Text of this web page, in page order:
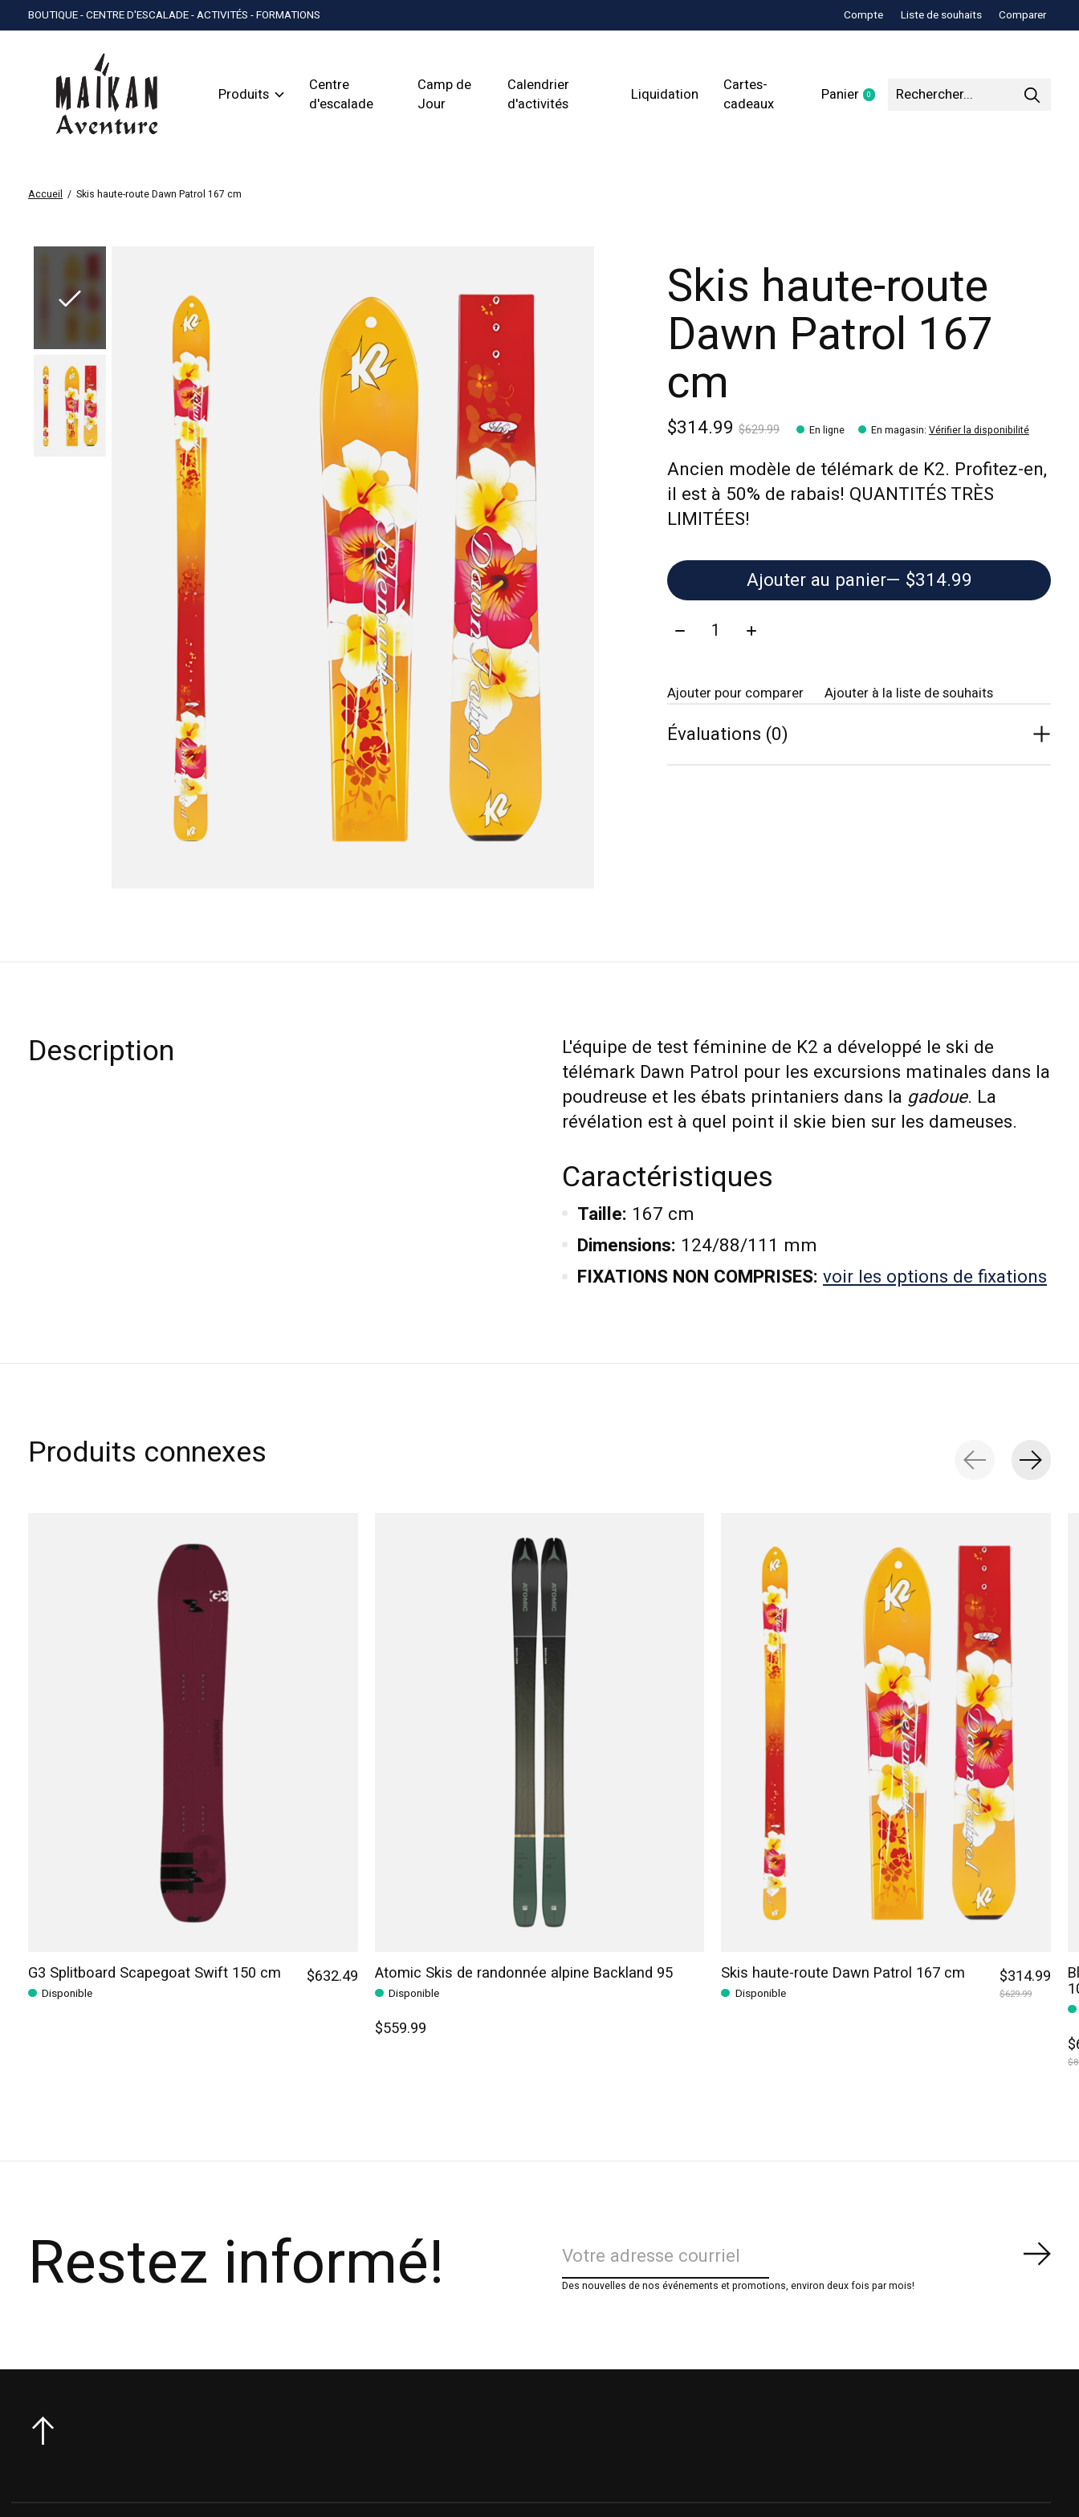
BOUTIQUE - CENTRE D'ESCALADE - ACTIVITÉS - FORMATIONS Compte Liste de souhaits Comparer
Produits
Centre
d'escalade
Camp de
Jour
Calendrier
d'activités
Liquidation
Cartes-
cadeaux
Panier 0items
Accueil / Skis haute-route Dawn Patrol 167 cm
Skis haute-route
Dawn Patrol 167
cm
$314.99$629.99 En ligne En magasin: Vérifier la disponibilité
Ancien modèle de télémark de K2. Profitez-en,
il est à 50% de rabais! QUANTITÉS TRÈS
LIMITÉES!
Ajouter au panier
— $314.99
Quantité:
Ajouter pour comparer Ajouter à la liste de souhaits
Évaluations (0)
Description
L'équipe de test féminine de K2 a développé le ski de
télémark Dawn Patrol pour les excursions matinales dans la
poudreuse et les ébats printaniers dans la gadoue. La
révélation est à quel point il skie bien sur les dameuses.
Caractéristiques
Taille: 167 cm
Dimensions: 124/88/111 mm
FIXATIONS NON COMPRISES: voir les options de fixations
Produits connexes
G3 Splitboard Scapegoat Swift 150 cm
Disponible
$632.49 Atomic Skis de randonnée alpine Backland 95
Disponible
$559.99
Skis haute-route Dawn Patrol 167 cm
Disponible
$314.99
$629.99
Restez informé! Des nouvelles de nos événements et promotions, environ deux fois par mois!